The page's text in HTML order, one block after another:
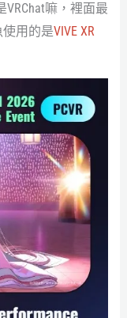
嘛，裡面最
使用的是VIVE XR